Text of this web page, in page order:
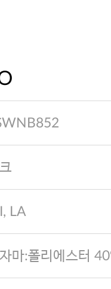
LA
마:폴리에스터